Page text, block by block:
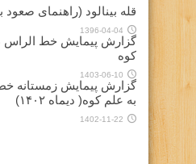
قله بینالود (راهنمای صعود
1396-04-04
گزارش پیمایش خط الراس
کوه
1403-06-10
گزارش پیمایش زمستانه
به علم کوه( دیماه ۱۴۰۲)
1402-11-22